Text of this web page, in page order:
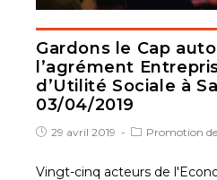
Gardons le Cap
l’agrément
d’Utilité Sociale à
03/04/2019
29 avril 2019 Promotion
Vingt-cinq acteurs de